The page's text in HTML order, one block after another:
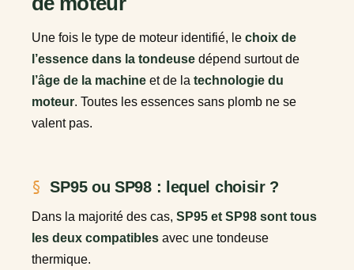
Une fois le type de moteur identifié, le choix de
l’essence dans la tondeuse dépend surtout de
l’âge de la machine et de la technologie du
moteur. Toutes les essences sans plomb ne se
valent pas.
SP95 ou SP98 : lequel choisir ?
Dans la majorité des cas, SP95 et SP98 sont tous
les deux compatibles avec une tondeuse
thermique.